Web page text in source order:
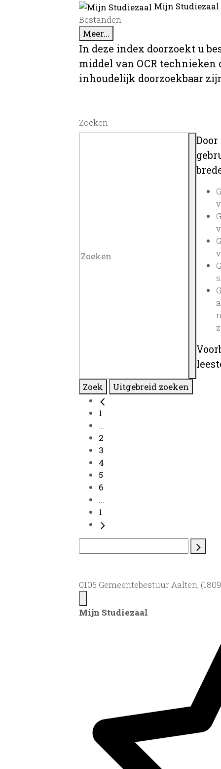
Mijn
Bestanden
Meer...
In deze index doorzoekt u
middel van OCR
inhoudelijk doorzoekbaar
Zoeken
Zoek Uitgebreid zoeken
1
...
2
3
4
5
6
...
1
0105 Gemeentebestuur Aalten,
Mijn Studiezaal